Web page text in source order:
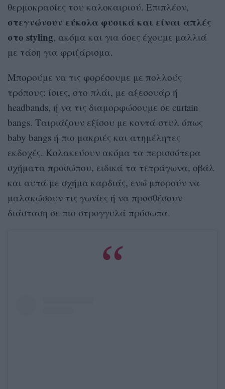
θερμοκρασίες του καλοκαιριού. Επιπλέον,
στεγνώνουν εύκολα φυσικά και είναι απλές
στο styling, ακόμα και για όσες έχουμε μαλλιά
με τάση για φριζάρισμα.
Μπορούμε να τις φορέσουμε με πολλούς
τρόπους: ίσιες, στο πλάι, με αξεσουάρ ή
headbands, ή να τις διαμορφώσουμε σε curtain
bangs. Ταιριάζουν εξίσου με κοντά στυλ όπως
baby bangs ή πιο μακριές και ατημέλητες
εκδοχές. Κολακεύουν ακόμα τα περισσότερα
σχήματα προσώπου, ειδικά τα τετράγωνα, οβάλ
και αυτά με σχήμα καρδιάς, ενώ μπορούν να
μαλακώσουν τις γωνίες ή να προσθέσουν
διάσταση σε πιο στρογγυλά πρόσωπα.